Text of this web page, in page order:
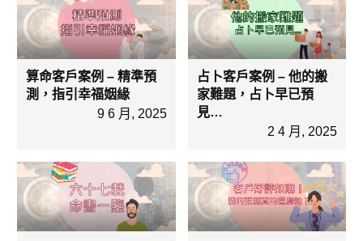
算命客戶案例 – 精準預
測，指引幸福姻緣
9 6 月, 2025
占卜客戶案例 – 他的搬
家難題，占卜早已預
見…
2 4 月, 2025